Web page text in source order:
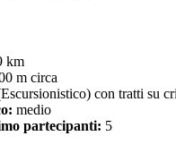
km
m circa
con tratti su
medio
partecipanti: 5